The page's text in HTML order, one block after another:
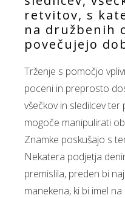
retvitov, s
na družbenih
povečujejo
Trženje s pomočjo
poceni in preprosto
všečkov in sledilcev
mogoče manipulirati
Znamke poskušajo s
Nekatera podjetja
premislila, preden bi
manekena, ki bi imel